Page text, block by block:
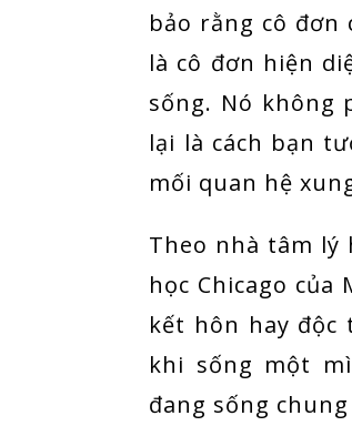
bảo rằng cô
là cô đơn hiện
sống. Nó không
lại là cách bạn
mối quan hệ
Theo nhà tâm lý
học Chicago
kết hôn hay
khi sống một
đang sống